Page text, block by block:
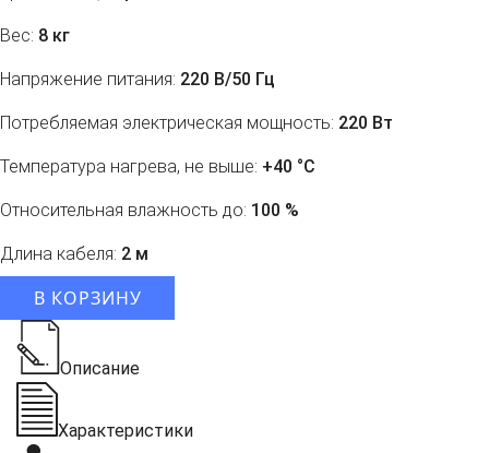
Вес: 8 кг
Напряжение питания: 220 В/50 Гц
Потребляемая электрическая мощность: 220 Вт
Температура нагрева, не выше: +40 °С
Относительная влажность до: 100 %
Длина кабеля: 2 м
В КОРЗИНУ
Описание
Характеристики